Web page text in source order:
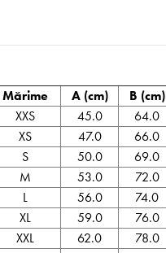
Mărime A (cm) B (cm)
XXS
45.0 64.0
XS
47.0 66.0
S
50.0 69.0
M
53.0 72.0
L
56.0 74.0
XL
59.0 76.0
XXL
62.0 78.0